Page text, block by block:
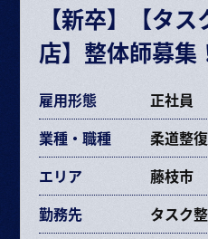
交通費
各種手当
【新卒】【タ
店】整体師募集
雇用形態
正社員
業種・職種
柔道整
エリア
藤枝市
勤務先
タスク